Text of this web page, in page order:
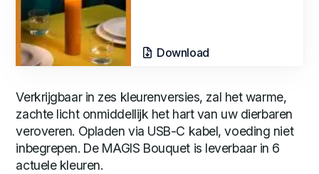
Download
Verkrijgbaar in zes kleurenversies, zal het warme,
zachte licht onmiddellijk het hart van uw dierbaren
veroveren. Opladen via USB-C kabel, voeding niet
inbegrepen. De MAGIS Bouquet is leverbaar in 6
actuele kleuren.